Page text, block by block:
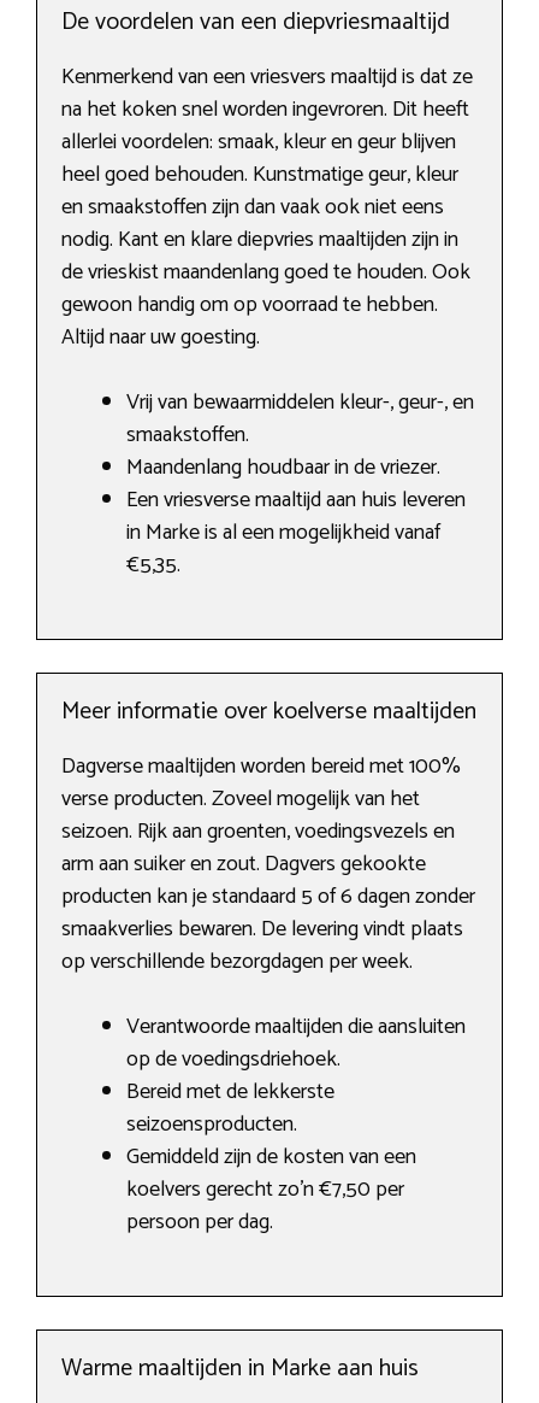
De voordelen van een diepvriesmaaltijd
Kenmerkend van een vriesvers maaltijd is dat ze
na het koken snel worden ingevroren. Dit heeft
allerlei voordelen: smaak, kleur en geur blijven
heel goed behouden. Kunstmatige geur, kleur
en smaakstoffen zijn dan vaak ook niet eens
nodig. Kant en klare diepvries maaltijden zijn in
de vrieskist maandenlang goed te houden. Ook
gewoon handig om op voorraad te hebben.
Altijd naar uw goesting.
Vrij van bewaarmiddelen kleur-, geur-, en
smaakstoffen.
Maandenlang houdbaar in de vriezer.
Een vriesverse maaltijd aan huis leveren
in Marke is al een mogelijkheid vanaf
€5,35.
Meer informatie over koelverse maaltijden
Dagverse maaltijden worden bereid met 100%
verse producten. Zoveel mogelijk van het
seizoen. Rijk aan groenten, voedingsvezels en
arm aan suiker en zout. Dagvers gekookte
producten kan je standaard 5 of 6 dagen zonder
smaakverlies bewaren. De levering vindt plaats
op verschillende bezorgdagen per week.
Verantwoorde maaltijden die aansluiten
op de voedingsdriehoek.
Bereid met de lekkerste
seizoensproducten.
Gemiddeld zijn de kosten van een
koelvers gerecht zo’n €7,50 per
persoon per dag.
Warme maaltijden in Marke aan huis